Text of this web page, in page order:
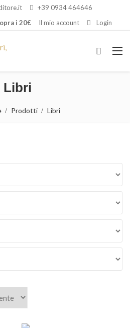
+39 0934 464646
i 20€
Il mio account Login
Libri
Prodotti Libri